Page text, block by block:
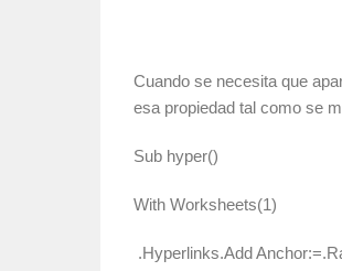
Cuando se necesita que
esa propiedad tal como se
Sub hyper()
With Worksheets(1)
.Hyperlinks.Add